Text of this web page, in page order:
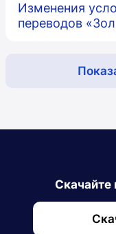
Изменения
переводов
Скачайте